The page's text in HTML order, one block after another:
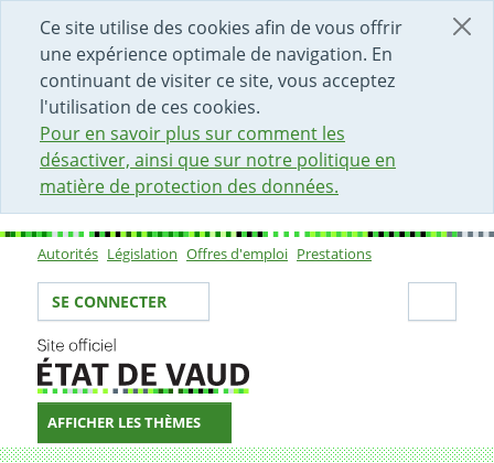
Ce site utilise des cookies afin de vous offrir
une expérience optimale de navigation. En
continuant de visiter ce site, vous acceptez
l'utilisation de ces cookies.
Pour en savoir plus sur comment les
désactiver, ainsi que sur notre politique en
matière de protection des données.
DÉBUT DU CONTENU DE LA PAGE
ACCÈS AU CHAMP DE RECHERCHE
PAGE D'ACCUEIL
FORMULAIRE DE CONTACT
Sous-navigation
Autorités Législation Offres d'emploi Prestations
Votre identité
SE CONNECTER
AFFICHER LES THÈMES